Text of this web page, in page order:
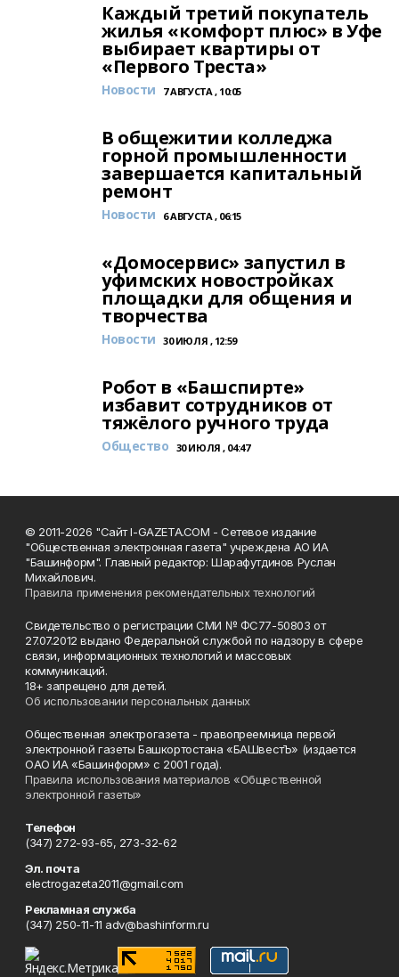
Каждый третий покупатель
жилья «комфорт плюс» в Уфе
выбирает квартиры от
«Первого Треста»
Новости 7 АВГУСТА , 10:05
В общежитии колледжа
горной промышленности
завершается капитальный
ремонт
Новости 6 АВГУСТА , 06:15
«Домосервис» запустил в
уфимских новостройках
площадки для общения и
творчества
Новости 30 ИЮЛЯ , 12:59
Робот в «Башспирте»
избавит сотрудников от
тяжёлого ручного труда
Общество 30 ИЮЛЯ , 04:47
© 2011-2026 "Сайт I-GAZETA.COM - Сетевое издание
"Общественная электронная газета" учреждена АО ИА
"Башинформ". Главный редактор: Шарафутдинов Руслан
Михайлович.
Правила применения рекомендательных технологий
Свидетельство о регистрации СМИ № ФС77-50803 от
27.07.2012 выдано Федеральной службой по надзору в сфере
связи, информационных технологий и массовых
коммуникаций.
18+ запрещено для детей.
Об использовании персональных данных
Общественная электрогазета - правопреемница первой
электронной газеты Башкортостана «БАШвестЪ» (издается
ОАО ИА «Башинформ» с 2001 года).
Правила использования материалов «Общественной
электронной газеты»
Телефон
(347) 272-93-65, 273-32-62
Эл. почта
electrogazeta2011@gmail.com
Рекламная служба
(347) 250-11-11 adv@bashinform.ru